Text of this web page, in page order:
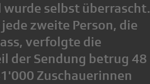
selbst überrascht.
zweite Person, die
verfolgte die
der Sendung betrug 48
Zuschauerinnen